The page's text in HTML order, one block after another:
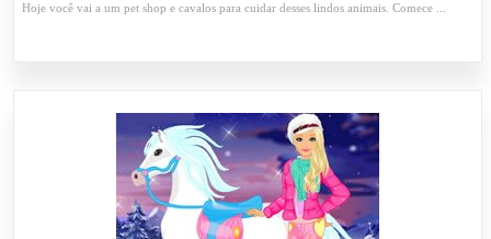
Hoje você vai a um pet shop e cavalos para cuidar desses lindos animais. Comece ...